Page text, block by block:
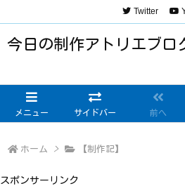
今日の制作アトリエブロ
メニュー サイドバー 前へ
Twitter
ホーム > 【制作記】
スポンサーリンク